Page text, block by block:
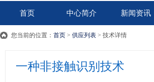
首页 中心简介 新闻资讯
您当前的位置： 首页 > 供应列表 > 技术详情
一种非接触识别技术